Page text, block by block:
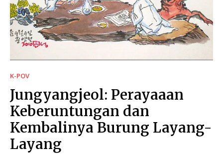
K-POV
Jungyangjeol: Perayaaan
Keberuntungan dan
Kembalinya Burung Layang-
Layang